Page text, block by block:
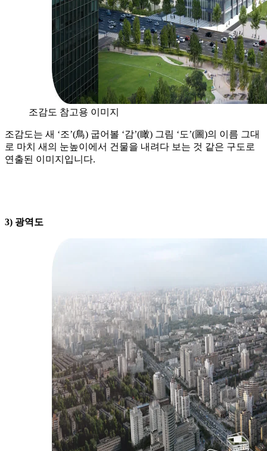
조감도 참고용 이미지
조감도는 새 ‘조’(鳥) 굽어볼 ‘감’(瞰) 그림 ‘도’(圖)의 이름 그대
로 마치 새의 눈높이에서 건물을 내려다 보는 것 같은 구도로
연출된 이미지입니다.
3) 광역도